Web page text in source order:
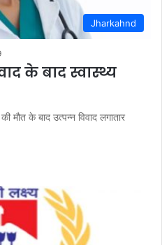
Jharkahnd
के बाद स्वास्थ्य
मौत के बाद उत्पन्न विवाद लगातार